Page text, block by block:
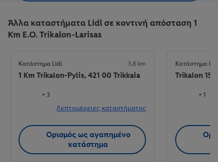
Άλλα καταστήματα Lidl σε κοντινή απόσταση 1
Km E.O. Trikalon-Larisas
Κατάστημα Lidl 3,6 km
1 Km Trikalon-Pylis, 421 00 Trikkaia
+ 3
Λεπτομέρειες καταστήματος
Ορισμός ως αγαπημένο
κατάστημα
Κατάστημα
Trikalon
+ 1